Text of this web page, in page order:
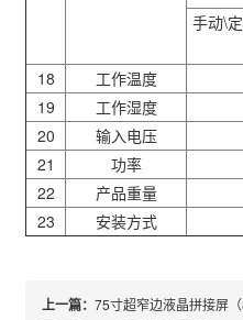
手动\
18
工作温度
19
工作湿度
20
输入电压
21
功率
22
产品重量
23
安装方式
上一篇：75寸超窄边液晶拼接屏（